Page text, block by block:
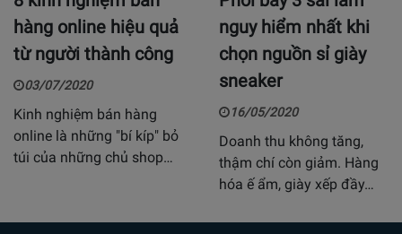
hàng online hiệu quả
từ người thành công
03/07/2020
Kinh nghiệm bán hàng
online là những "bí kíp" bỏ
túi của những chủ shop…
nguy hiểm nhất khi
chọn nguồn sỉ giày
sneaker
16/05/2020
Doanh thu không tăng,
thậm chí còn giảm. Hàng
hóa ế ẩm, giày xếp đầy…